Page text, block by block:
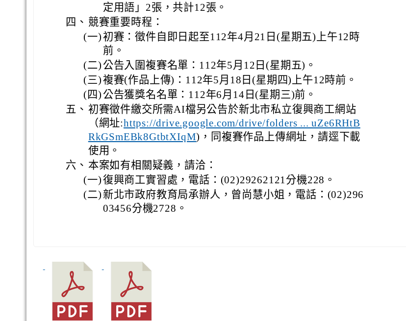
定用語」2張，共計12張。
四、 競賽重要時程：
(一) 初賽：徵件自即日起至112年4月21日(星期五)上午12時
前。
(二) 公告入圍複賽名單：112年5月12日(星期五)。
(三)複賽(作品上傳)：112年5月18日(星期四)上午12時前。
(四) 公告獲獎名名單：112年6月14日(星期三)前。
五、 初賽徵件繳交所需AI檔另公告於新北市私立復興商工網站
（網址:https://drive.google.com/drive/folders ... uZe6RHtB
RkGSmEBk8GtbtXIqM)，同複賽作品上傳網址，請逕下載
使用。
六、 本案如有相關疑義，請洽：
(一)復興商工實習處，電話：(02)29262121分機228。
(二) 新北市政府教育局承辦人，曾尚慧小姐，電話：(02)296
03456分機2728。